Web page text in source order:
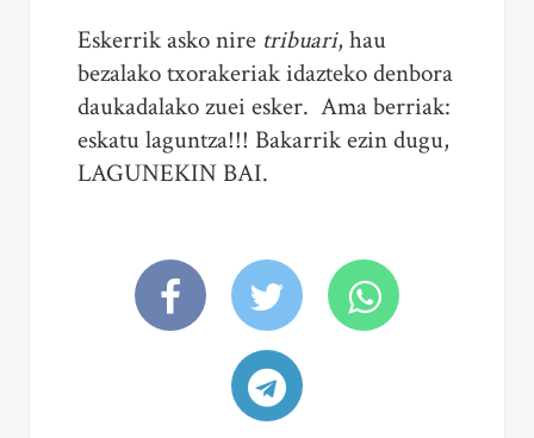
Eskerrik asko nire tribuari, hau
bezalako txorakeriak idazteko denbora
daukadalako zuei esker. Ama berriak:
eskatu laguntza!!! Bakarrik ezin dugu,
LAGUNEKIN BAI.